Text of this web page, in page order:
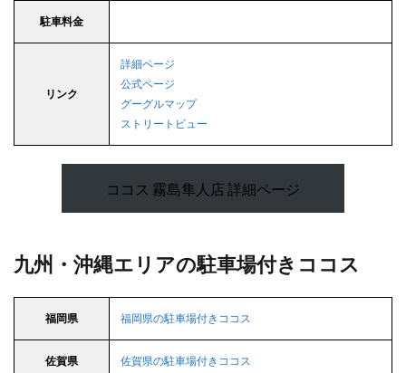
駐車料金
リンク
詳細ページ
公式ページ
グーグルマップ
ストリートビュー
ココス 霧島隼人店 詳細ページ
九州・沖縄エリアの駐車場付きココス
福岡県 福岡県の駐車場付きココス
佐賀県 佐賀県の駐車場付きココス